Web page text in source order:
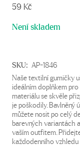
59 Kč
Není skladem
SKU: AP-1846
Naše textilní gumičky
ideálním doplňkem
materiálu se skvěle
je poškodily. Bavlněný
můžete nosit po celý
barevných variantách
vaším outfitem.
každodenního